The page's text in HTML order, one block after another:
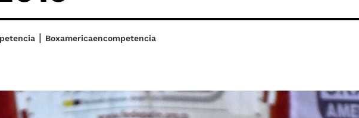
| Boxamericaencompetencia